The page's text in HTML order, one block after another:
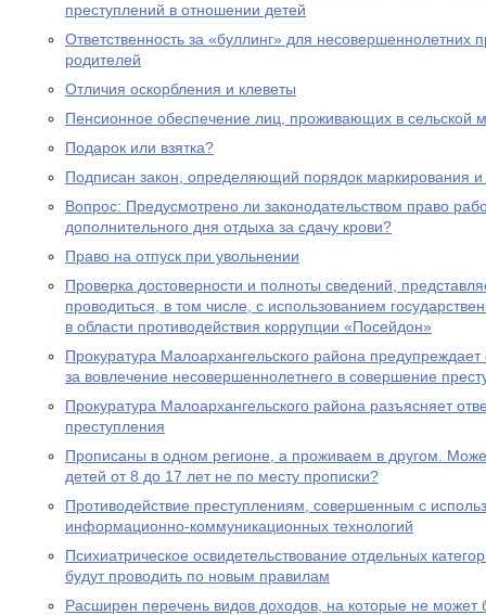
преступлений в отношении детей
Ответственность за «буллинг» для несовершеннолетних
родителей
Отличия оскорбления и клеветы
Пенсионное обеспечение лиц, проживающих в сельской
Подарок или взятка?
Подписан закон, определяющий порядок маркирования и
Вопрос: Предусмотрено ли законодательством право
дополнительного дня отдыха за сдачу крови?
Право на отпуск при увольнении
Проверка достоверности и полноты сведений,
проводиться, в том числе, с использованием
в области противодействия коррупции «Посейдон»
Прокуратура Малоархангельского района предупреждает
за вовлечение несовершеннолетнего в совершение
Прокуратура Малоархангельского района разъясняет
преступления
Прописаны в одном регионе, а проживаем в другом.
детей от 8 до 17 лет не по месту прописки?
Противодействие преступлениям, совершенным с
информационно-коммуникационных технологий
Психиатрическое освидетельствование отдельных
будут проводить по новым правилам
Расширен перечень видов доходов, на которые не может